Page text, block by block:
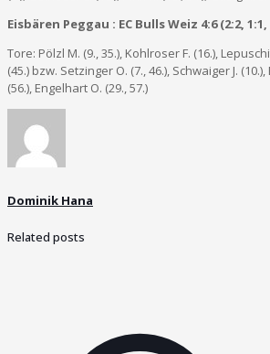
Eisbären Peggau : EC Bulls Weiz 4:6 (2:2, 1:1,
Tore: Pölzl M. (9., 35.), Kohlroser F. (16.),
(45.) bzw. Setzinger O. (7., 46.), Schwaiger J. (10.),
(56.), Engelhart O. (29., 57.)
Dominik Hana
Related posts